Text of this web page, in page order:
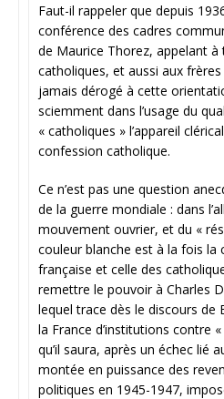
Faut-il rappeler que depuis
conférence des cadres
de Maurice Thorez, appelant à
catholiques, et aussi aux frères
jamais dérogé à cette
sciemment dans l’usage du
« catholiques » l’appareil
confession catholique.
Ce n’est pas une question
de la guerre mondiale : dans
mouvement ouvrier, et du «
couleur blanche est à la fois la
française et celle des
remettre le pouvoir à Charles
lequel trace dès le discours
la France d’institutions contre
qu’il saura, après un échec lié
montée en puissance des
politiques en 1945-1947,